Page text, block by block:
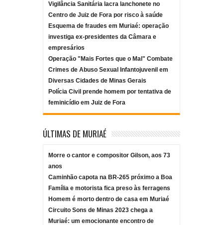
Vigilância Sanitária lacra lanchonete no
Centro de Juiz de Fora por risco à saúde
Esquema de fraudes em Muriaé: operação
investiga ex-presidentes da Câmara e
empresários
Operação "Mais Fortes que o Mal" Combate
Crimes de Abuso Sexual Infantojuvenil em
Diversas Cidades de Minas Gerais
Polícia Civil prende homem por tentativa de
feminicídio em Juiz de Fora
ÚLTIMAS DE MURIAÉ
Morre o cantor e compositor Gilson, aos 73
anos
Caminhão capota na BR-265 próximo a Boa
Família e motorista fica preso às ferragens
Homem é morto dentro de casa em Muriaé
Circuito Sons de Minas 2023 chega a
Muriaé: um emocionante encontro de